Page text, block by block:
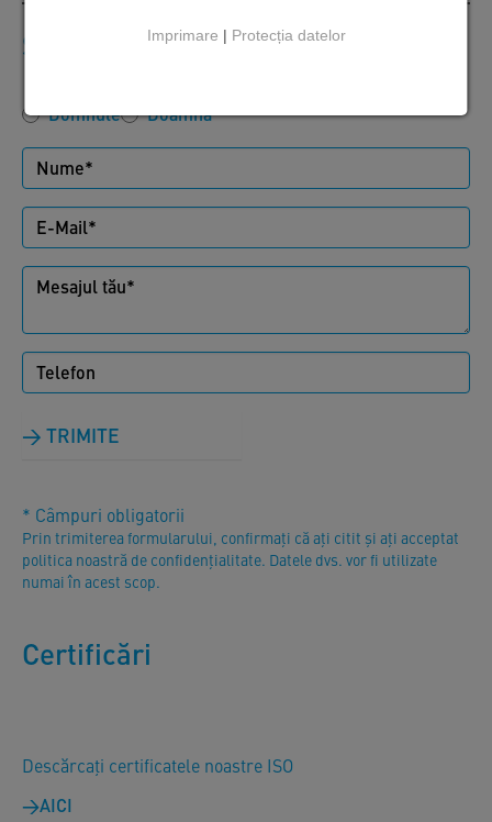
Scrie-ne
Domnule Doamnă
TRIMITE
* Câmpuri obligatorii
Prin trimiterea formularului, confirmați că ați citit și ați acceptat
politica noastră de confidențialitate. Datele dvs. vor fi utilizate
numai în acest scop.
Certificări
Descărcați certificatele noastre ISO
AICI
Imprimare | Protecția datelor